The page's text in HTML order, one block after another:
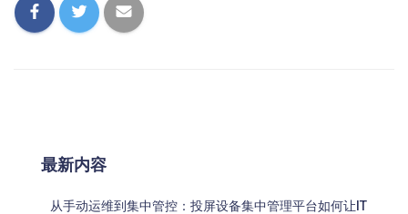
最新内容
从手动运维到集中管控：投屏设备集中管理平台如何让IT